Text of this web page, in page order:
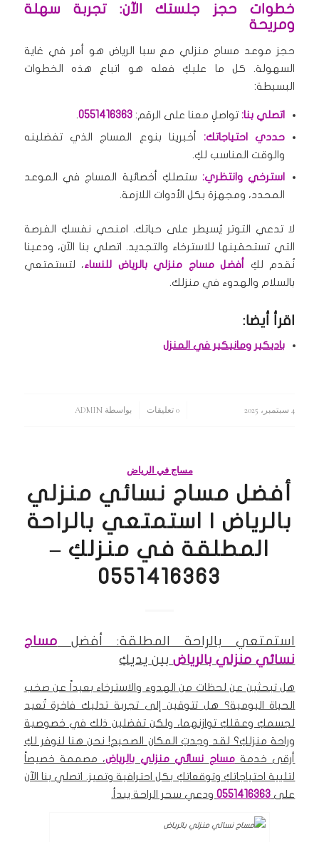
خطوات حجز جلستك الآن: تجربة سهلة
ومريحة
حجز موعد مساج منزلي مع سبا الرياض هو أمر في غاية
السهولة. كل ما عليكِ فعله هو اتباع هذه الخطوات
البسيطة:
اتصلي بنا:تواصلِ معنا على الرقم: 0551416363
.
حددي احتياجاتك:أخبرينا بنوع المساج الذي تفضلينه
والوقت المناسب لكِ.
استرخي وانتظري:ستصلكِ أخصائية المساج في الموعد
المحدد، ومجهزة بكل الأدوات اللازمة.
لا تدعي التوتر يُسيطر على حياتك. امنحي نفسكِ الفرصة
التي تستحقينها للاسترخاء والتجديد. اتصلي بنا الآن، ودعينا
نُقدم لكِ
أفضل مساج منزلي بالرياض للنساء، لتستمتعي
بالسلام والهدوء في منزلك.
اقرأ أيضا:
باديكير ومانيكير في المنزل
4 سبتمبر، 2025 0 تعليقات بواسطةADMIN
مساج في الرياض
أفضل مساج نسائي منزلي
بالرياض | استمتعي بالراحة
المطلقة في منزلكِ –
0551416363
استمتعي بالراحة المطلقة: أفضل مساج
نسائي منزلي بالرياضبين يديكِ
هل تبحثين عن لحظات من الهدوء والاسترخاء بعيداً عن صخب
الحياة اليومية؟ هل تتوقين إلى تجربة تدليك فاخرة تُعيد
لجسمكِ وعقلكِ توازنهما، ولكن تفضلين ذلك في خصوصية
وراحة منزلكِ؟ لقد وجدتِ المكان الصحيح! نحن هنا لنوفر لكِ
أرقى خدمةمساج نسائي منزلي بالرياض، مصممة خصيصاً
لتلبية احتياجاتكِ وتوقعاتكِ بكل احترافية وتميز. اتصلي بنا الآن
على 0551416363ودعي سحر الراحة يبدأ.